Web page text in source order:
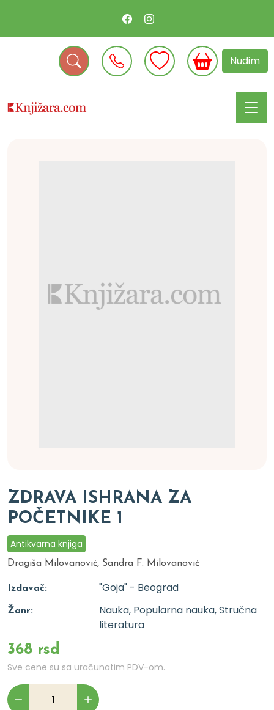
Nudim
ZDRAVA ISHRANA ZA
POČETNIKE 1
Antikvarna knjiga
Dragiša Milovanović, Sandra F. Milovanović
Izdavač: "Goja" - Beograd
Žanr:
Nauka, Popularna nauka, Stručna
literatura
368 rsd
Sve cene su sa uračunatim PDV-om.